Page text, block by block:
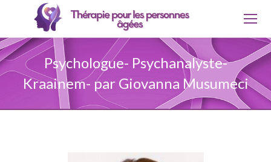
Psychologue- Psychanalyste-
Kraainem- par Giovanna Musumeci